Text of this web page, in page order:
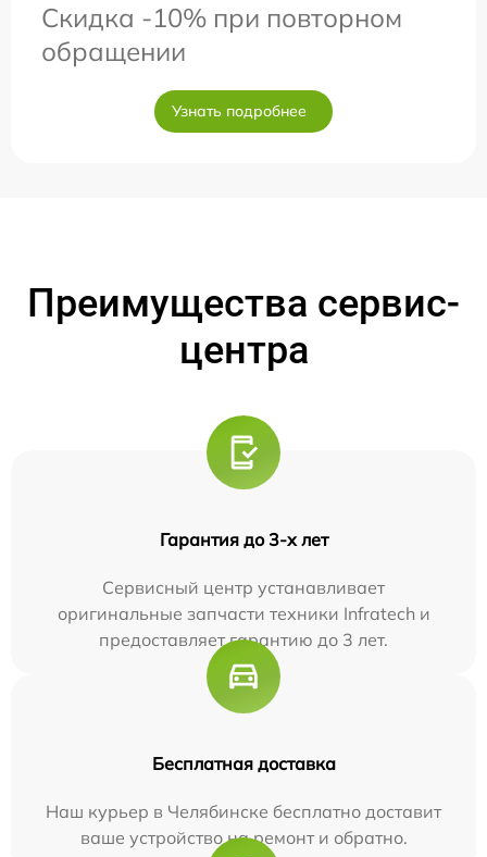
Скидка -10% при повторном
обращении
Узнать подробнее
Преимущества сервис-
центра
Гарантия до 3-х лет
Сервисный центр устанавливает
оригинальные запчасти техники Infratech и
предоставляет гарантию до 3 лет.
Бесплатная доставка
Наш курьер в Челябинске бесплатно доставит
ваше устройство на ремонт и обратно.